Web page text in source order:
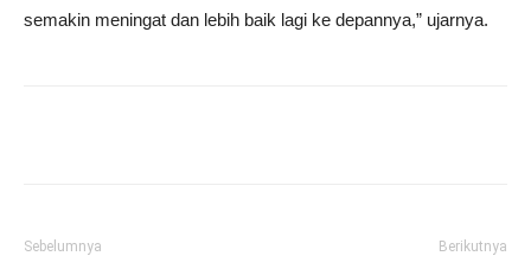
semakin meningat dan lebih baik lagi ke depannya,” ujarnya.
Sebelumnya Berikutnya